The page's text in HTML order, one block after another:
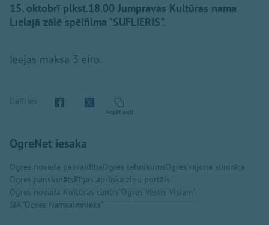
15. oktobrī plkst.18.00 Jumpravas Kultūras nama
Lielajā zālē spēlfilma "SUFLIERIS".
Ieejas maksa 3 eiro.
Dalīties
Kopēt saiti
OgreNet iesaka
Ogres novada pašvaldībaOgres tehnikumsOgres rajona slimnīca
Ogres pansionātsRīgas apriņķa ziņu portāls
Ogres novada Kultūras centrs"Ogres Vēstis Visiem"
SIA "Ogres Namsaimnieks"